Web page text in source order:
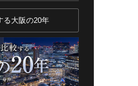
る大阪の20年